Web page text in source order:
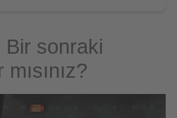
Bir sonraki